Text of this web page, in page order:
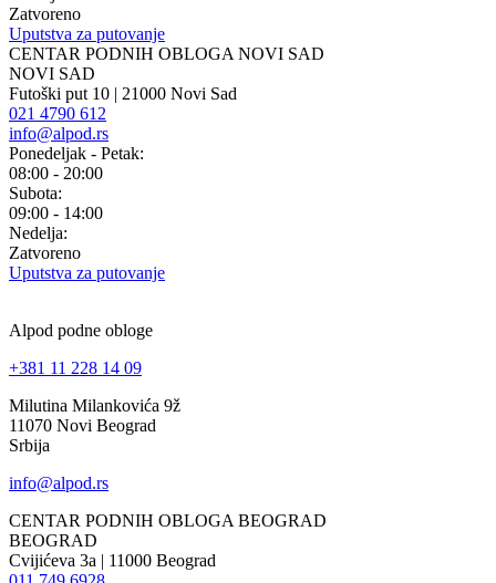
Zatvoreno
Uputstva za putovanje
CENTAR PODNIH OBLOGA NOVI SAD
NOVI SAD
Futoški put 10 | 21000 Novi Sad
021 4790 612
info@alpod.rs
Ponedeljak - Petak:
08:00 - 20:00
Subota:
09:00 - 14:00
Nedelja:
Zatvoreno
Uputstva za putovanje
Alpod podne obloge
+381 11 228 14 09
Milutina Milankovića 9ž
11070 Novi Beograd
Srbija
info@alpod.rs
CENTAR PODNIH OBLOGA BEOGRAD
BEOGRAD
Cvijićeva 3a | 11000 Beograd